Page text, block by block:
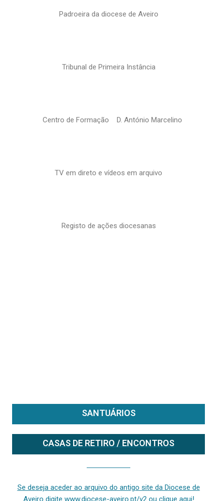
Padroeira da diocese de Aveiro
Tribunal de Primeira Instância
Centro de Formação D. António Marcelino
TV em direto e vídeos em arquivo
Registo de ações diocesanas
SANTUÁRIOS
CASAS DE RETIRO / ENCONTROS
Se deseja aceder ao arquivo do antigo site da Diocese de
Aveiro digite www.diocese-aveiro.pt/v2 ou clique aqui!